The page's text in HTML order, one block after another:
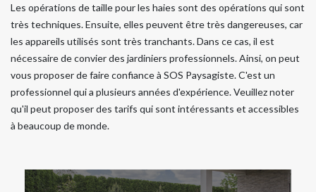
Les opérations de taille pour les haies sont des opérations qui sont
très techniques. Ensuite, elles peuvent être très dangereuses, car
les appareils utilisés sont très tranchants. Dans ce cas, il est
nécessaire de convier des jardiniers professionnels. Ainsi, on peut
vous proposer de faire confiance à SOS Paysagiste. C'est un
professionnel qui a plusieurs années d'expérience. Veuillez noter
qu'il peut proposer des tarifs qui sont intéressants et accessibles
à beaucoup de monde.